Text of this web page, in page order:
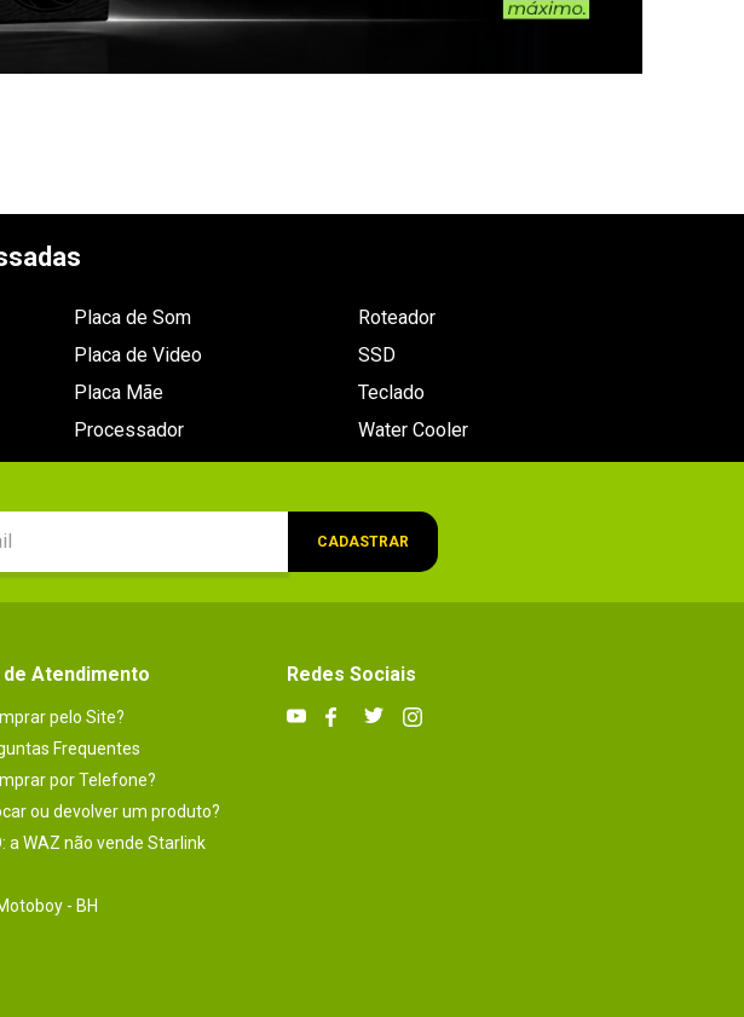
Placa de Som
Placa de Video
Placa Mãe
Processador
Roteador
SSD
Teclado
Water Cooler
CADASTRAR
Atendimento
pelo Site?
Frequentes
por Telefone?
ou devolver um produto?
a WAZ não vende Starlink
- BH
Redes Sociais